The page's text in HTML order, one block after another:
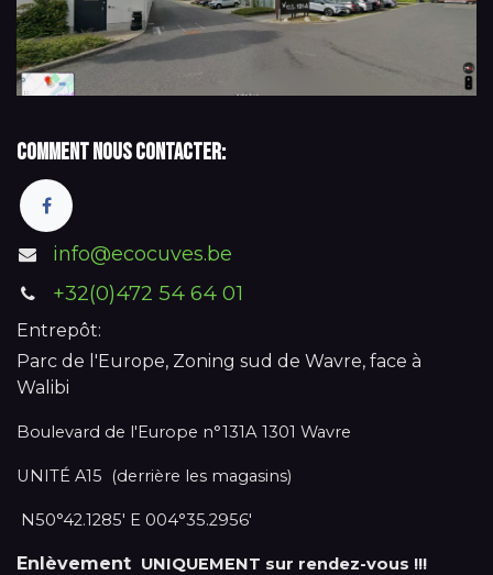
Comment nous contacter:
info@ecocuves.be
+32(0)472 54 64 01
Entrepôt:
Parc de l'Europe, Zoning sud de Wavre, face à
Walibi
Boulevard de l'Europe n°131A 1301 Wavre
UNITÉ A15 (derrière les magasins)
N50°42.1285' E 004°35.2956'
Enlèvement UNIQUEMENT sur rendez-vous !!!